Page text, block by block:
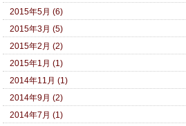
2015年5月 (6)
2015年3月 (5)
2015年2月 (2)
2015年1月 (1)
2014年11月 (1)
2014年9月 (2)
2014年7月 (1)